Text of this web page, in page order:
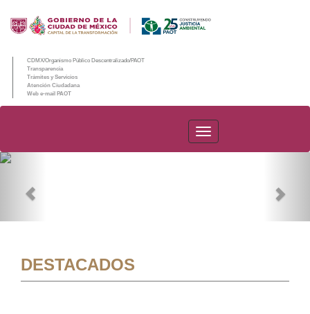
CDMX/Organismo Público Descentralizado/PAOT
Transparencia
Trámites y Servicios
Atención Ciudadana
Web e-mail PAOT
PAOT
DESTACADOS